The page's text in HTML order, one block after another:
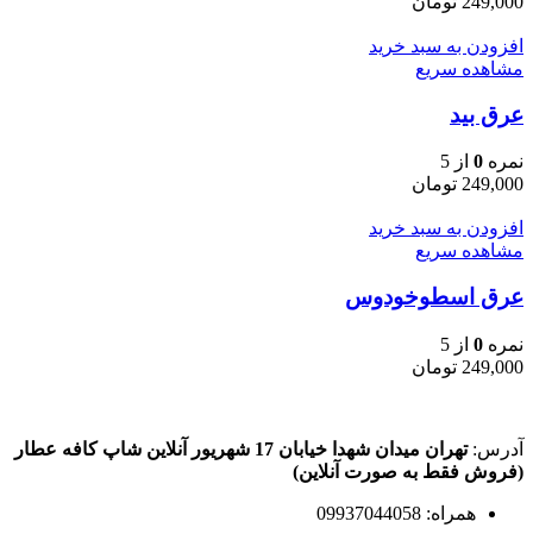
افزودن به سبد خرید
مشاهده سریع
عرق بید
نمره 0 از 5
249,000 تومان
افزودن به سبد خرید
مشاهده سریع
عرق اسطوخودوس
نمره 0 از 5
249,000 تومان
آدرس:تهران میدان شهدا خیابان 17 شهریور آنلاین شاپ کافه عطار
(فروش فقط به صورت آنلاین)
همراه: 09937044058